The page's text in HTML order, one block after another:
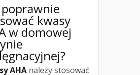
poprawnie
kwasy
w domowej
AHA należy stosować